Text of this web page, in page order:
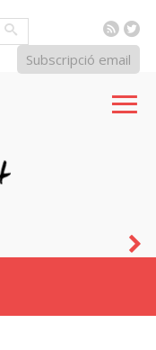
RSS
Subscripció email